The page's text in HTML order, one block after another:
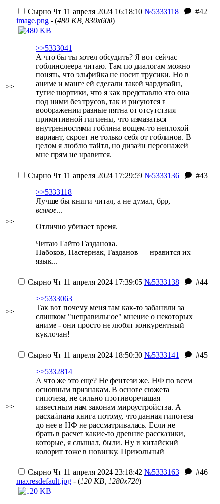
>>
Сырно Чт 11 апреля 2024 16:18:10 №5333118
#42
imаgе.png - (480 KB, 830x600)
>>5333041
А что бы ты хотел обсудить? Я вот сейчас
гоблинслеера читаю. Там по диалогам можно
понять, что эльфийка не носит трусики. Но в
аниме и манге ей сделали такой чардизайн,
тугие шортики, что я как представлю что она
под ними без трусов, так и рисуются в
воображении разные пятна от отсутствия
примитивной гигиены, что измазаться
внутренностями гоблина вощем-то неплохой
вариант, скроет не только себя от гоблинов. В
целом я люблю тайтл, но дизайн персонажей
мне прям не нравится.
>>
Сырно Чт 11 апреля 2024 17:29:59 №5333136
#43
>>5333118
Лучше бы книги читал, а не думал, брр,
всякое...
Отлично убивает время.
Читаю Гайто Газданова.
Набоков, Пастернак, Газданов — нравится их
язык...
>>
Сырно Чт 11 апреля 2024 17:39:05 №5333138
#44
>>5333063
Так вот почему меня там как-то забанили за
слишком "неправильное" мнение о некоторых
аниме - они просто не любят конкурентный
куклочан!
>>
Сырно Чт 11 апреля 2024 18:50:30 №5333141
#45
>>5332814
А что же это еще? Не фентези же. НФ по всем
основным признакам. В основе сюжета
гипотеза, не сильно противоречащая
известным нам законам мироустройства. А
расхайпана книга потому, что данная гипотеза
до нее в НФ не рассматривалась. Если не
брать в расчет какие-то древние рассказики,
которые, я слышал, были. Ну и китайский
колорит тоже в новинку. Прикольный.
Сырно Чт 11 апреля 2024 23:18:42 №5333163
#46
maxresdefault.jpg - (120 KB, 1280x720)